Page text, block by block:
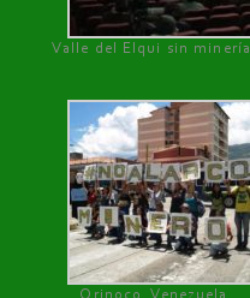
Valle del Elqui sin